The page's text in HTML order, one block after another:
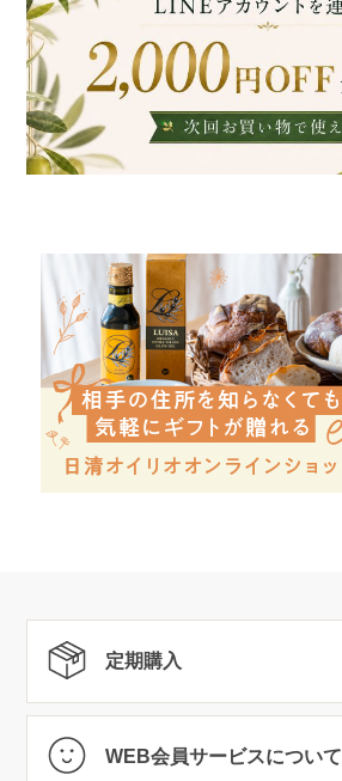
定期購入
WEB会員サービスについて